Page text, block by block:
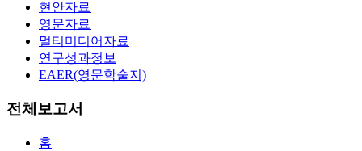
현안자료
영문자료
멀티미디어자료
연구성과정보
EAER(영문학술지)
전체보고서
홈